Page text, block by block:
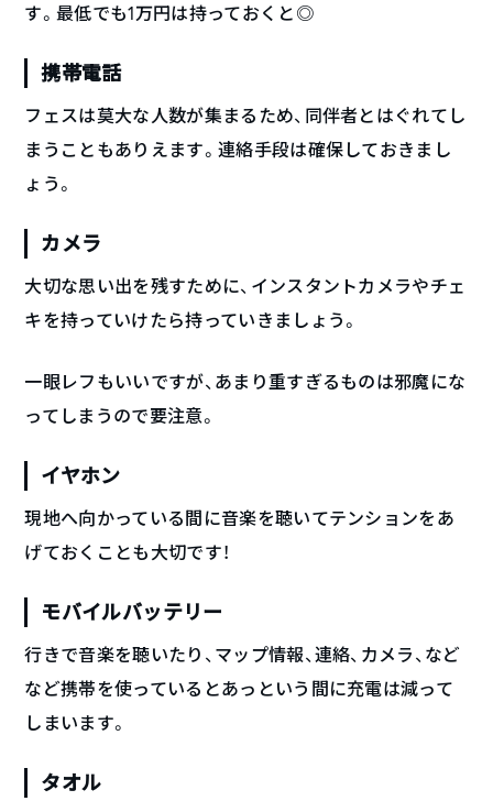
す。最低でも1万円は持っておくと◎
携帯電話
フェスは莫大な人数が集まるため、同伴者とはぐれてし
まうこともありえます。連絡手段は確保しておきまし
ょう。
カメラ
大切な思い出を残すために、インスタントカメラやチェ
キを持っていけたら持っていきましょう。
一眼レフもいいですが、あまり重すぎるものは邪魔にな
ってしまうので要注意。
イヤホン
現地へ向かっている間に音楽を聴いてテンションをあ
げておくことも大切です！
モバイルバッテリー
行きで音楽を聴いたり、マップ情報、連絡、カメラ、など
など携帯を使っているとあっという間に充電は減って
しまいます。
タオル